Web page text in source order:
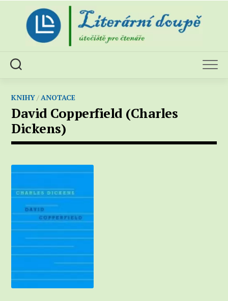
content
KNIHY/ANOTACE
David Copperfield (Charles
Dickens)